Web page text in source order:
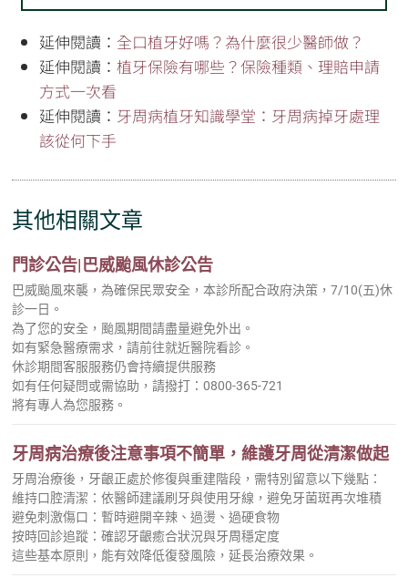
延伸閱讀： 全口植牙好嗎？為什麼很少醫師做？
延伸閱讀：植牙保險有哪些？保險種類、理賠申請
方式一次看
延伸閱讀： 牙周病植牙知識學堂：牙周病掉牙處理
該從何下手
其他相關文章
門診公告|巴威颱風休診公告
巴威颱風來襲，為確保民眾安全，本診所配合政府決策，7/10(五)休
診一日。
為了您的安全，颱風期間請盡量避免外出。
如有緊急醫療需求，請前往就近醫院看診。
休診期間客服服務仍會持續提供服務
如有任何疑問或需協助，請撥打：0800-365-721
將有專人為您服務。
牙周病治療後注意事項不簡單，維護牙周從清潔做起
牙周治療後，牙齦正處於修復與重建階段，需特別留意以下幾點：
維持口腔清潔：依醫師建議刷牙與使用牙線，避免牙菌斑再次堆積
避免刺激傷口：暫時避開辛辣、過燙、過硬食物
按時回診追蹤：確認牙齦癒合狀況與牙周穩定度
這些基本原則，能有效降低復發風險，延長治療效果。